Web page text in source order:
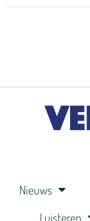
Nieuws
Luisteren